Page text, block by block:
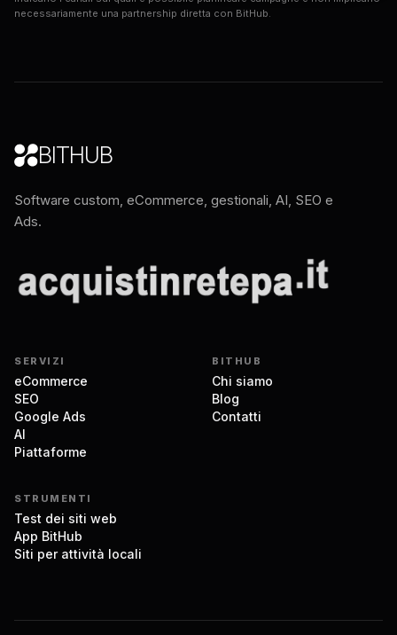
necessariamente una partnership diretta con BitHub.
BITHUB
Software custom, eCommerce, gestionali, AI, SEO e
Ads.
SERVIZI
eCommerce
SEO
Google Ads
AI
Piattaforme
BITHUB
Chi siamo
Blog
Contatti
STRUMENTI
Test dei siti web
App BitHub
Siti per attività locali